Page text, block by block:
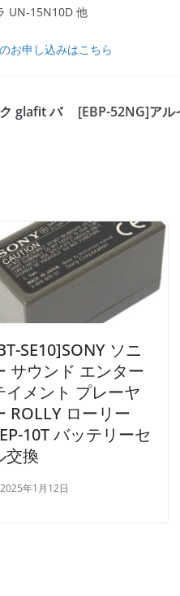
UN-15N10D 他
お申し込みはこちら
glafit バ
[EBP-52NG]アル
SE10]SONY ソニ
サウンド エンター
イメント プレーヤ
ROLLY ローリー
10T バッテリーセ
交換
2025年1月12日